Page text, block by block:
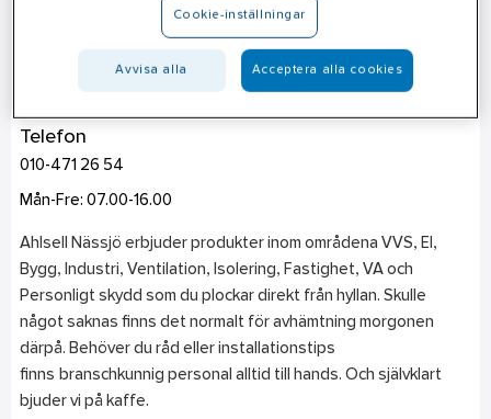
Brånavägen 4
Telefon
010-471 26 54
Mån-Fre: 07.00-16.00
Ahlsell Nässjö erbjuder produkter inom områdena VVS, El,
Bygg, Industri, Ventilation, Isolering, Fastighet, VA och
Personligt skydd som du plockar direkt från hyllan. Skulle
något saknas finns det normalt för avhämtning morgonen
därpå. Behöver du råd eller installationstips
finns branschkunnig personal alltid till hands. Och självklart
bjuder vi på kaffe.
Cookie-inställningar
Avvisa alla Acceptera alla cookies